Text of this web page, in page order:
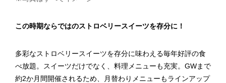
この時期ならではのストロベリースイーツを存分に！
多彩なストロベリースイーツを存分に味わえる毎年好評の食
べ放題。スイーツだけでなく、料理メニューも充実。GWまで
約2か月間開催されるため、月替わりメニューもラインアップ